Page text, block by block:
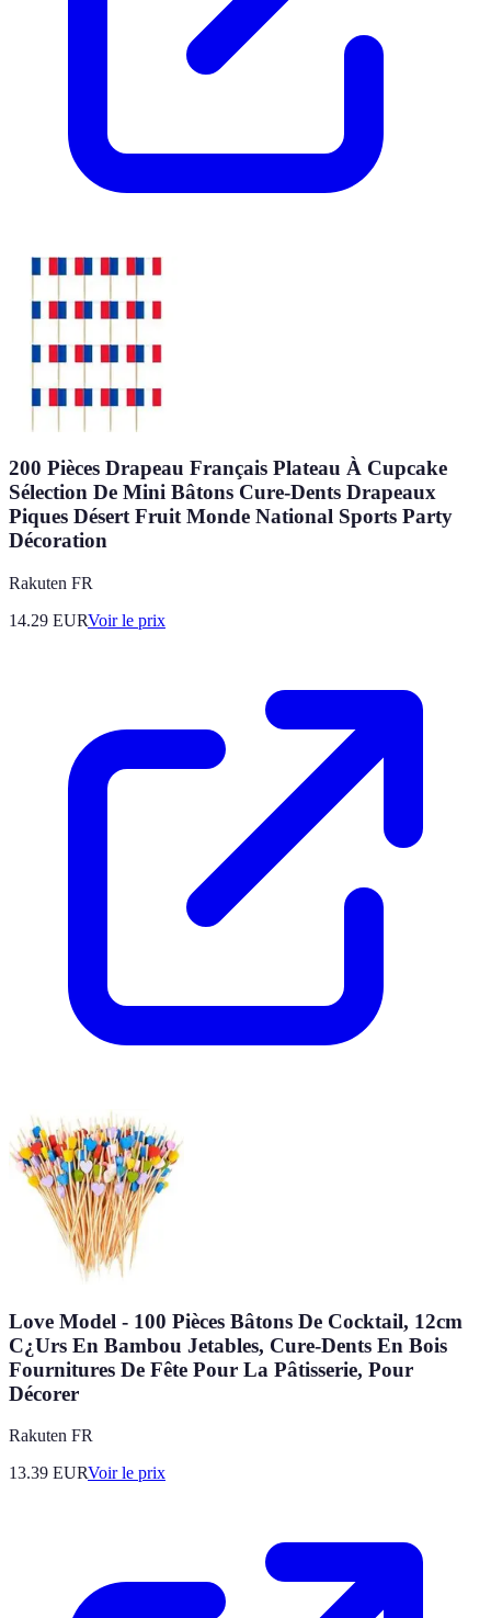
200 Pièces Drapeau Français Plateau À Cupcake
Sélection De Mini Bâtons Cure-Dents Drapeaux
Piques Désert Fruit Monde National Sports Party
Décoration
Rakuten FR
14.29 EURVoir le prix
Love Model - 100 Pièces Bâtons De Cocktail, 12cm
C¿Urs En Bambou Jetables, Cure-Dents En Bois
Fournitures De Fête Pour La Pâtisserie, Pour
Décorer
Rakuten FR
13.39 EURVoir le prix